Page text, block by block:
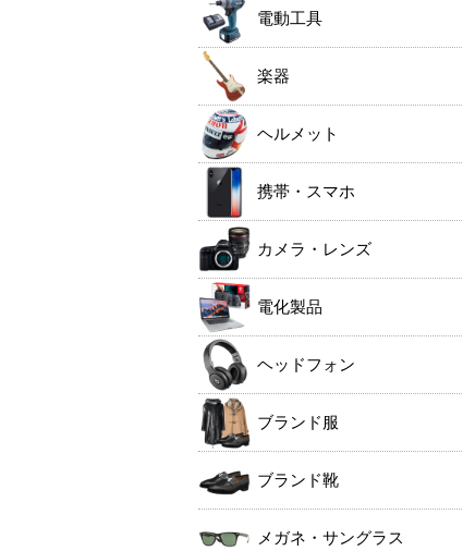
電動工具
楽器
ヘルメット
携帯・スマホ
カメラ・レンズ
電化製品
ヘッドフォン
ブランド服
ブランド靴
メガネ・サングラス